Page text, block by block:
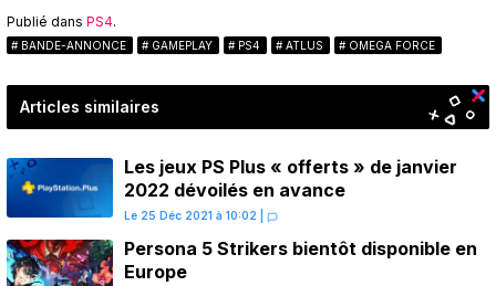
Publié dans PS4.
BANDE-ANNONCE GAMEPLAY PS4 ATLUS OMEGA FORCE
Articles similaires
Les jeux PS Plus « offerts » de janvier
2022 dévoilés en avance
Le 25 Déc 2021 à 10:02
Persona 5 Strikers bientôt disponible en
Europe